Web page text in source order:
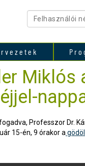
Professzor Dr.
15-én, 9 órakor a